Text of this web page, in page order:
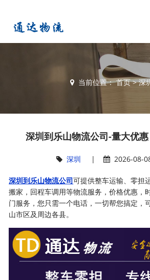
当前位置：首页>深
深圳到乐山物流公司-量大优惠
深圳 | 2026-08-
深圳到乐山物流公司可提供整车运输、零担
搬家，回程车调用等物流服务，价格优惠，
门服务，您只需一个电话，一切帮您搞定，
山市区及周边各县。